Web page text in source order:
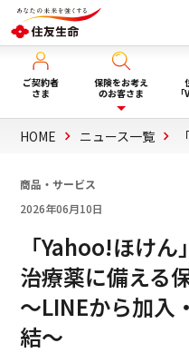
ご契約者
さま
保険をお考え
のお客さま
保険を選ぶ
保険選びにお悩みの方へ
ぴったり保険セレクター
企業年金のお客さま
ウェルビーイング向上サービス
Vitality福利厚生タイプ
住友生命グループVision2030
サステナビリティ
採用情報
HOME ニュース一覧
商品・サービス
2026年06月10日
「Yahoo!ほけ
治療薬に備える
～LINEから加入
結～